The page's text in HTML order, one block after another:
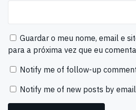
Guardar o meu nome, email e
para a próxima vez que eu
Notify me of follow-up
Notify me of new posts by